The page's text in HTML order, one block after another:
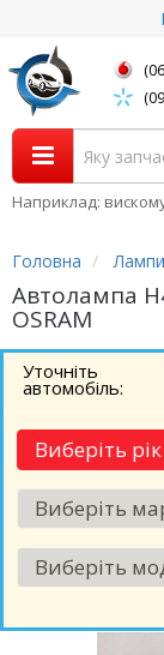
Наприклад:
Головна
Автолампа
OSRAM
Уточніть
автомобіль:
Виберіть рік
Виберіть
Виберіть